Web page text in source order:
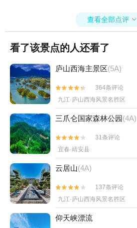
查看全部点评 
看了该景点的人还看了
庐山西海主景区(5A)


364条评论
九江·庐山西海风景名胜区
三爪仑国家森林公园(4A)


31条评论
宜春·靖安县
云居山(4A)


137条评论
九江·庐山西海风景名胜区
仰天峡漂流